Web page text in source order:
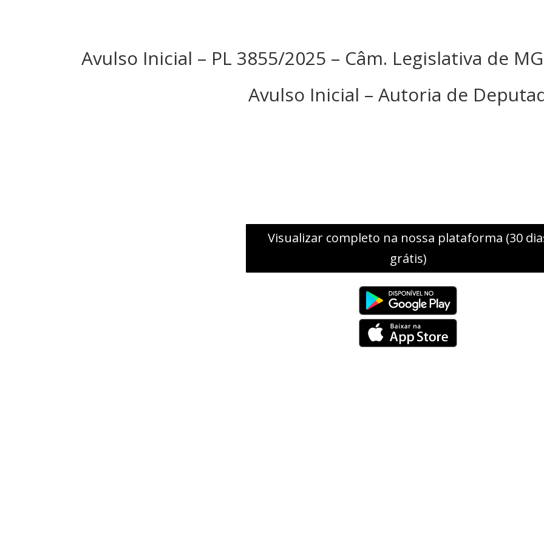
Avulso Inicial – PL 3855/2025 – Câm. Legislativa de MG
Avulso Inicial – Autoria de
Visualizar completo na nossa plataforma (30
grátis)